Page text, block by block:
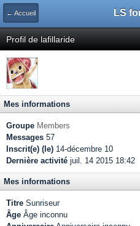
← Accueil LS
Profil de lafillaride
Mes informations
Groupe Members
Messages 57
Inscrit(e) (le) 14-décembre 10
Dernière activité juil. 14 2015 18:42
Mes informations
Titre Sunriseur
Âge Âge inconnu